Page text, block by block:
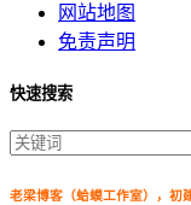
网站地图
免责声明
快速搜索
老梁博客（蛤蟆工作室），初